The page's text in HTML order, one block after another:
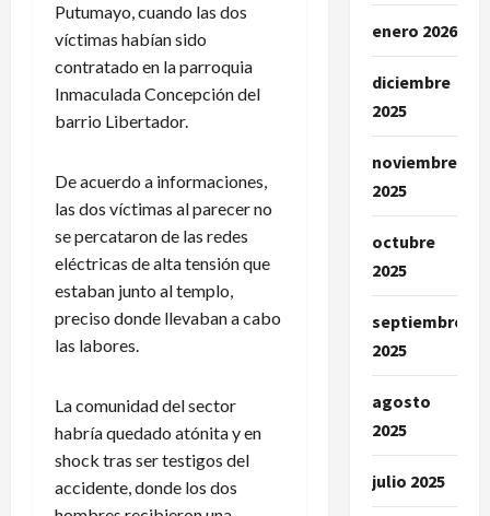
Putumayo, cuando las dos
víctimas habían sido
contratado en la parroquia
Inmaculada Concepción del
barrio Libertador.
De acuerdo a informaciones,
las dos víctimas al parecer no
se percataron de las redes
eléctricas de alta tensión que
estaban junto al templo,
preciso donde llevaban a cabo
las labores.
La comunidad del sector
habría quedado atónita y en
shock tras ser testigos del
accidente, donde los dos
enero 2026
diciembre
2025
noviembre
2025
octubre
2025
septiembre
2025
agosto
2025
julio 2025